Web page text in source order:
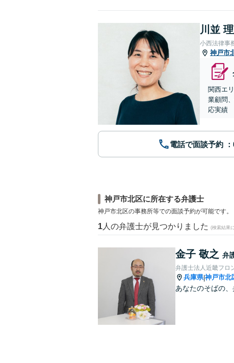
川並
小西法律事
神戸市
関西エ
業顧問
応実績
電話で面談予約
神戸市北区に所在する弁護士
神戸市北区の事務所等での面談予約が可能です。
1 人の弁護士が見つかりました (検索結果
金子 敬之 弁
弁護士法人近畿フロ
兵庫県|神戸市北
あなたのそばの、